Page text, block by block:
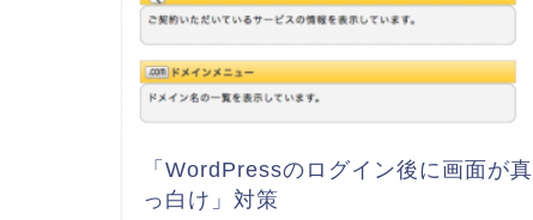
「WordPressのログイン後に画面が真
っ白け」対策